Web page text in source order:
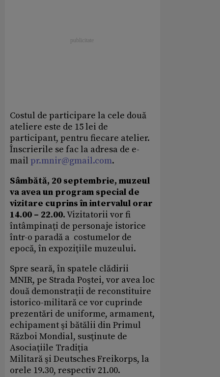
Costul de participare la cele două
ateliere este de 15 lei de
participant, pentru fiecare atelier.
Înscrierile se fac la adresa de e-
mail pr.mnir@gmail.com.
Sâmbătă, 20 septembrie, muzeul
va avea un program special de
vizitare cuprins în intervalul orar
14.00 – 22.00.Vizitatorii vor fi
întâmpinaţi de personaje istorice
într-o paradă a costumelor de
epocă, în expoziţiile muzeului.
Spre seară, în spatele clădirii
MNIR, pe Strada Poştei, vor avea loc
două demonstraţii de reconstituire
istorico-militară ce vor cuprinde
prezentări de uniforme, armament,
echipament şi bătălii din Primul
Război Mondial, susţinute de
Asociaţiile Tradiţia
Militară şi Deutsches Freikorps, la
orele 19.30, respectiv 21.00.